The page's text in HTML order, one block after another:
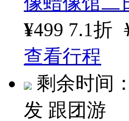
¥499 7.1折
查看行程
剩余时间：
发 跟团游